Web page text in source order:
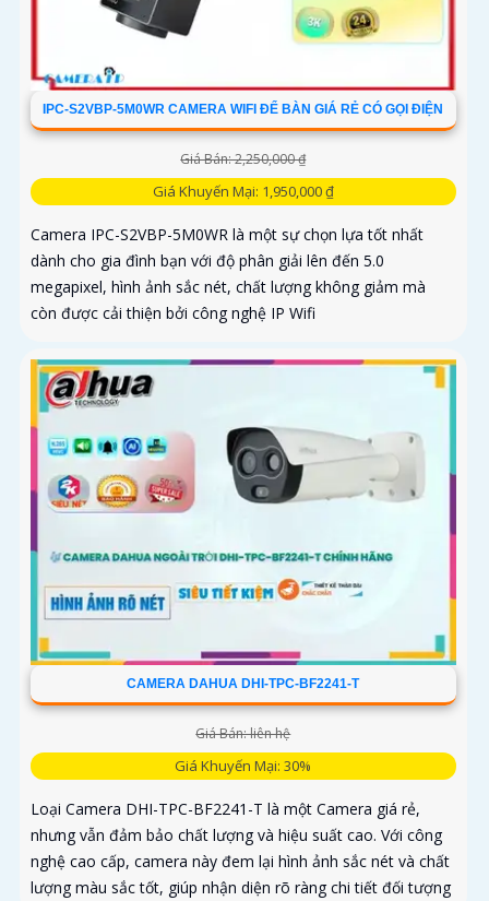
IPC-S2VBP-5M0WR CAMERA WIFI ĐỂ BÀN GIÁ RẺ CÓ GỌI ĐIỆN
Giá Bán: 2,250,000 ₫
Giá Khuyến Mại: 1,950,000 ₫
Camera IPC-S2VBP-5M0WR là một sự chọn lựa tốt nhất
dành cho gia đình bạn với độ phân giải lên đến 5.0
megapixel, hình ảnh sắc nét, chất lượng không giảm mà
còn được cải thiện bởi công nghệ IP Wifi
CAMERA DAHUA DHI-TPC-BF2241-T
Giá Bán: liên hệ
Giá Khuyến Mại: 30%
Loại Camera DHI-TPC-BF2241-T là một Camera giá rẻ,
nhưng vẫn đảm bảo chất lượng và hiệu suất cao. Với công
nghệ cao cấp, camera này đem lại hình ảnh sắc nét và chất
lượng màu sắc tốt, giúp nhận diện rõ ràng chi tiết đối tượng